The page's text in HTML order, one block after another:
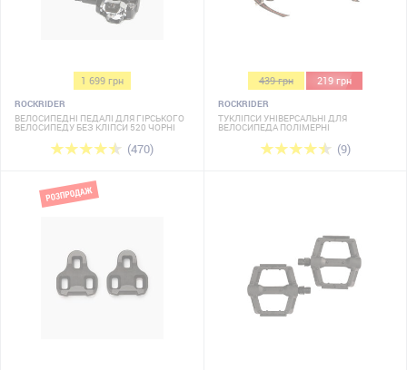
1 699 грн
ROCKRIDER
ВЕЛОСИПЕДНІ ПЕДАЛІ ДЛЯ ГІРСЬКОГО
ВЕЛОСИПЕДУ БЕЗ КЛІПСИ 520 ЧОРНІ
(470)
439 грн 219 грн
ROCKRIDER
ТУКЛІПСИ УНІВЕРСАЛЬНІ ДЛЯ
ВЕЛОСИПЕДА ПОЛІМЕРНІ
(9)